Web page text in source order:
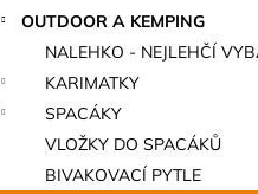
OUTDOOR A KEMPING
NALEHKO - NEJLEHČÍ
KARIMATKY
SPACÁKY
VLOŽKY DO SPACÁKŮ
BIVAKOVACÍ PYTLE
CARNOSPORT GEL 100 ML
899 Kč